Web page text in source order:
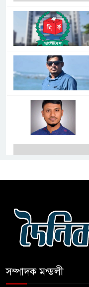
সম্পাদক মন্ডলী